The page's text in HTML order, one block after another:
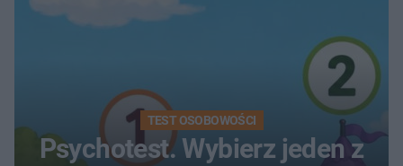
TEST OSOBOWOŚCI
Psychotest. Wybierz jeden z